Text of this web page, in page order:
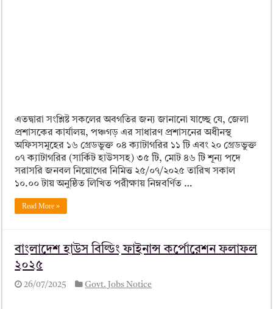
এতদ্বারা সংশ্লিষ্ট সকলের অবগতির জন্য জানানো যাচ্ছে যে, জেলা
প্রশাসকের কার্যালয়, পঞ্চগড় এর সাধারণ প্রশাসনের অধীনস্থ
অফিসসমূহের ১৬ গ্রেডভুক্ত ০৪ ক্যাটাগরির ১১ টি এবং ২০ গ্রেডভুক্ত
০৭ ক্যাটাগরির (সার্কিট হাউসসহ) ৩৫ টি, মোট ৪৬ টি শূন্য পদে
সরাসরি জনবল নিয়োগের নিমিত্ত ২৫/০৭/২০২৫ তারিখ সকাল
১০.০০ টায় অনুষ্ঠিত লিখিত পরীক্ষায় নিম্নবর্ণিত …
Read More »
বাংলাদেশ হাউস বিল্ডিং ফাইনান্স কর্পোরেশন ফলাফল
২০২৫
26/07/2025 Govt. Jobs Notice